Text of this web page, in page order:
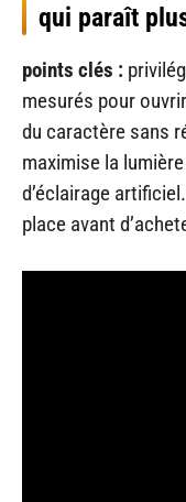
qui paraît
points clés :
mesurés pour
du caractère sans
maximise la
d’éclairage
place avant